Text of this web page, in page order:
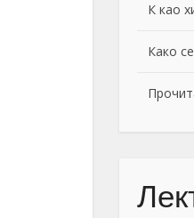
К као
Како